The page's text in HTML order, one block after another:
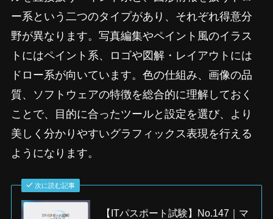
ー系という二つのタイプがあり、それぞれ得意分
野が異なります。写真編集やペイント風のイラス
トにはペイント系、ロゴや図解・レイアウトには
ドロー系が向いています。色の仕組み、画像の品
質、ソフトウェアの特徴を総合的に理解しておく
ことで、目的に合ったツールと設定を選び、より
美しく分かりやすいグラフィックス表現を行える
ようになります。
次に読む記事
【ITパスポート試験】No.147｜マ